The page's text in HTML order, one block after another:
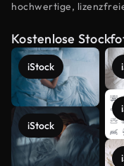
hochwertige,
Kostenlose
iStock
iStock